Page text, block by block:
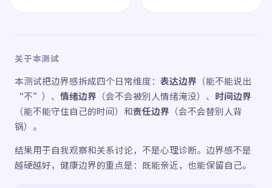
关于本测试
本测试把边界感拆成四个日常维度： 表达边界 （能不能说出
“不”）、 情绪边界 （会不会被别人情绪淹没）、 时间边界
（能不能守住自己的时间）和责任边界 （会不会替别人背
锅）。
结果用于自我观察和关系讨论，不是心理诊断。边界感不是
越硬越好，健康边界的重点是：既能亲近，也能保留自己。